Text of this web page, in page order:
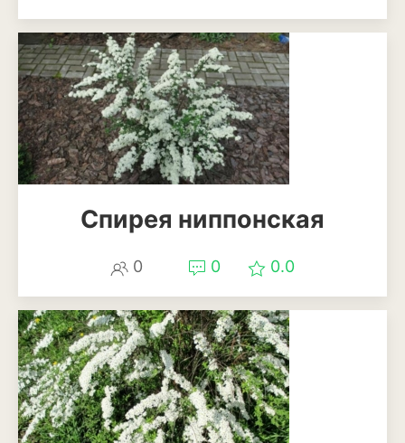
Огурцы
Патиссоны
Пекинская и китайская
капуста
Перец
Репа
Салат
Свекла
Сельдерей
Спирея ниппонская
0 0 0.0